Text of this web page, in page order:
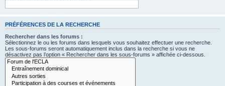
PRÉFÉRENCES DE LA RECHERCHE
Rechercher dans les forums :
Sélectionnez le ou les forums dans lesquels vous souhaitez effectuer une recherche.
Les sous-forums seront automatiquement inclus dans la recherche si vous ne
désactivez pas l’option « Rechercher dans les sous-forums » affichée ci-dessous.